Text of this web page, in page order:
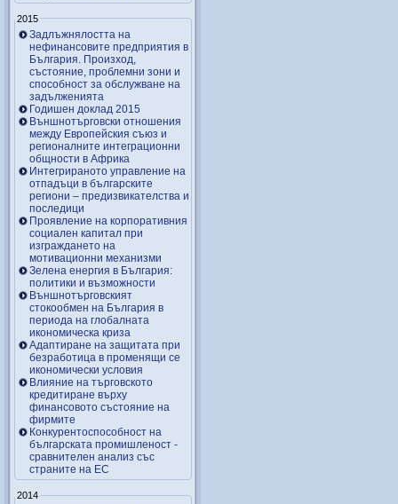
2015
Задлъжнялостта на
нефинансовите предприятия в
България. Произход,
състояние, проблемни зони и
способност за обслужване на
задълженията
Годишен доклад 2015
Външнотърговски отношения
между Европейския съюз и
регионалните интеграционни
общности в Африка
Интегрираното управление на
отпадъци в българските
региони – предизвикателства и
последици
Проявление на корпоративния
социален капитал при
изграждането на
мотивационни механизми
Зелена енергия в България:
политики и възможности
Външнотърговският
стокообмен на България в
периода на глобалната
икономическа криза
Адаптиране на защитата при
безработица в променящи се
икономически условия
Влияние на търговското
кредитиране върху
финансовото състояние на
фирмите
Конкурентоспособност на
българската промишленост -
сравнителен анализ със
страните на ЕС
2014